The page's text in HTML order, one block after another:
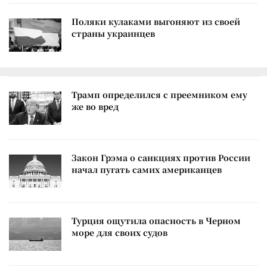
Поляки кулаками выгоняют из своей
страны украинцев
Трамп определился с преемником ему
же во вред
Закон Грэма о санкциях против России
начал пугать самих американцев
Турция ощутила опасность в Черном
море для своих судов